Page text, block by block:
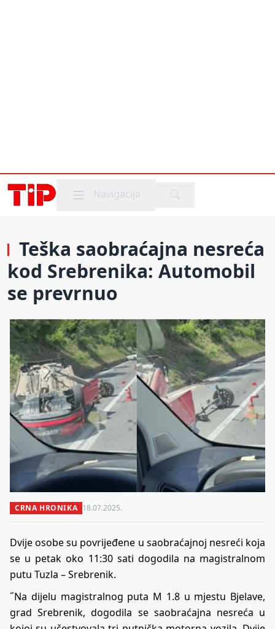
Mobile menu
Navigacija
Teška saobraćajna nesreća
kod Srebrenika: Automobil
se prevrnuo
CRNA HRONIKA 18.07.2025.
Dvije osobe su povrijeđene u saobraćajnoj nesreći koja
se u petak oko 11:30 sati dogodila na magistralnom
putu Tuzla – Srebrenik.
˝Na dijelu magistralnog puta M 1.8 u mjestu Bjelave,
grad Srebrenik, dogodila se saobraćajna nesreća u